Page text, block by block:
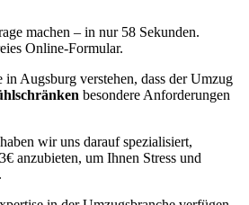
machen – in nur 58 Sekunden.
Online-Formular.
Augsburg verstehen, dass der Umzug
besondere Anforderungen
wir uns darauf spezialisiert,
anzubieten, um Ihnen Stress und